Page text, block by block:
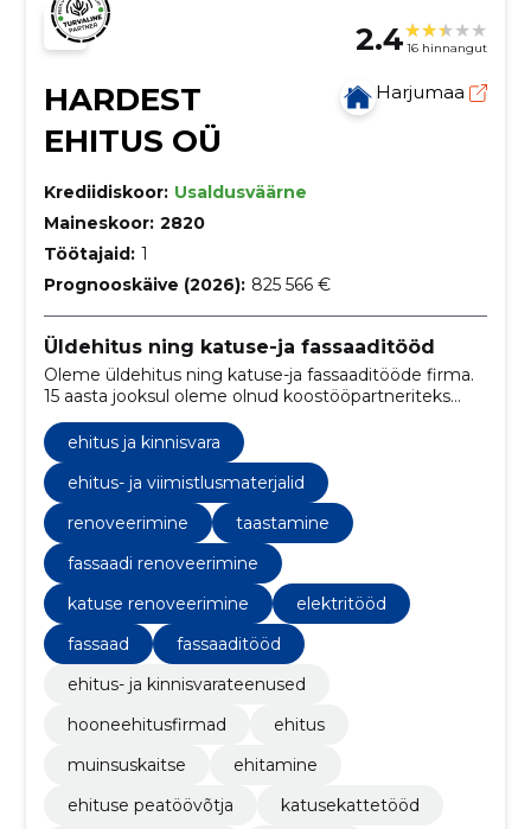
2.4 16 hinnangut
HARDEST
EHITUS OÜ
Harjumaa
Krediidiskoor: Usaldusväärne
Maineskoor: 2820
Töötajaid: 1
Prognooskäive (2026): 825 566 €
Üldehitus ning katuse-ja fassaaditööd
Oleme üldehitus ning katuse-ja fassaaditööde firma.
15 aasta jooksul oleme olnud koostööpartneriteks
paljudele ettevõtetele, eraisikust klientidele ja
renoveerinud korterelamuid koos pealeehitusega.
ehitus ja kinnisvara
ehitus- ja viimistlusmaterjalid
renoveerimine
taastamine
fassaadi renoveerimine
katuse renoveerimine
elektritööd
fassaad
fassaaditööd
ehitus- ja kinnisvarateenused
hooneehitusfirmad
ehitus
muinsuskaitse
ehitamine
ehituse peatöövõtja
katusekattetööd